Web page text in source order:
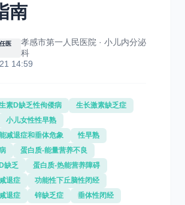
南
医
孝感市第一人民医院 · 小儿内分泌
科
14:59
素D缺乏性佝偻病
生长激素缺乏症
小儿女性性早熟
减退症和垂体危象
性早熟
蛋白质-能量营养不良
缺乏
蛋白质-热能营养障碍
退症
功能性下丘脑性闭经
退症
锌缺乏症 垂体性闭经